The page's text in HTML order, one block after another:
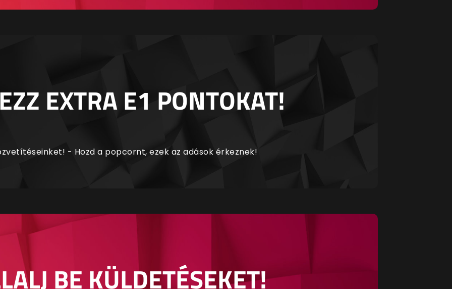
EXTRA E1 PONTOKAT!
- Hozd a popcornt, ezek az adások érkeznek!
BE KÜLDETÉSEKET!